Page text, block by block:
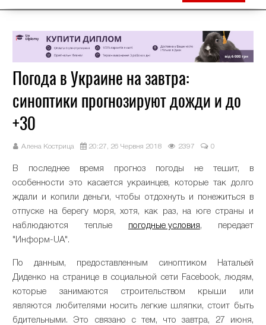
Погода в Украине на завтра:
синоптики прогнозируют дожди и до
+30
Алена Кострица 20:27, 26 Червня 2018 2397 0
В последнее время прогноз погоды не тешит, в
особенности это касается украинцев, которые так долго
ждали и копили деньги, чтобы отдохнуть и понежиться в
отпуске на берегу моря, хотя, как раз, на юге страны и
наблюдаются теплые погодные условия, передает
"Информ-UA".
По данным, предоставленным синоптиком Натальей
Диденко на странице в социальной сети Facebook, людям,
которые занимаются строительством крыши или
являются любителями носить легкие шляпки, стоит быть
бдительными. Это связано с тем, что завтра, 27 июня,